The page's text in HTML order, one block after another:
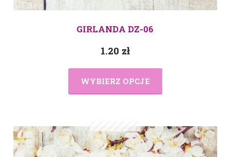
GIRLANDA DZ-06
1.20 zł
WYBIERZ OPCJE